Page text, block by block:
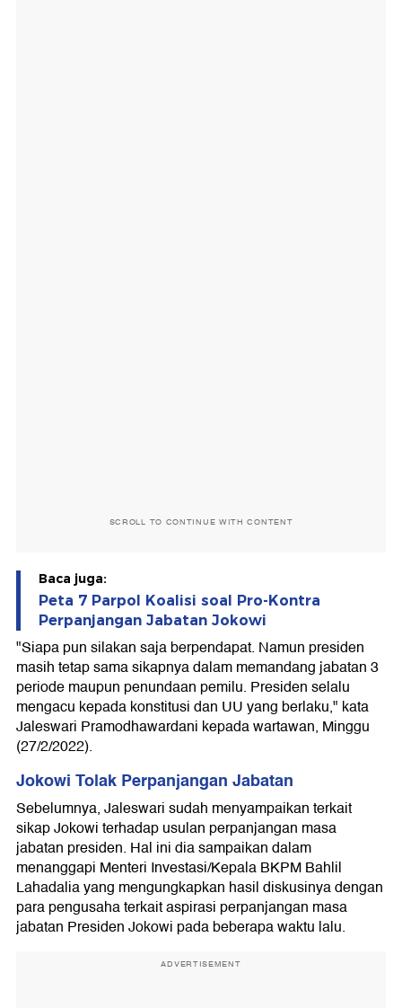
SCROLL TO CONTINUE WITH CONTENT
Baca juga:
Peta 7 Parpol Koalisi soal Pro-Kontra
Perpanjangan Jabatan Jokowi
"Siapa pun silakan saja berpendapat. Namun presiden
masih tetap sama sikapnya dalam memandang jabatan 3
periode maupun penundaan pemilu. Presiden selalu
mengacu kepada konstitusi dan UU yang berlaku," kata
Jaleswari Pramodhawardani kepada wartawan, Minggu
(27/2/2022).
Jokowi Tolak Perpanjangan Jabatan
Sebelumnya, Jaleswari sudah menyampaikan terkait
sikap Jokowi terhadap usulan perpanjangan masa
jabatan presiden. Hal ini dia sampaikan dalam
menanggapi Menteri Investasi/Kepala BKPM Bahlil
Lahadalia yang mengungkapkan hasil diskusinya dengan
para pengusaha terkait aspirasi perpanjangan masa
jabatan Presiden Jokowi pada beberapa waktu lalu.
ADVERTISEMENT